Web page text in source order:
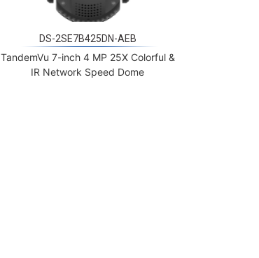
DS-2SE7B425DN-AEB
TandemVu 7-inch 4 MP 25X Colorful &
IR Network Speed Dome